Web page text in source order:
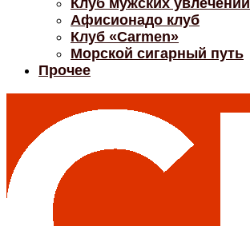
Клуб мужских увлечений
Афисионадо клуб
Клуб «Carmen»
Морской сигарный путь
Прочее